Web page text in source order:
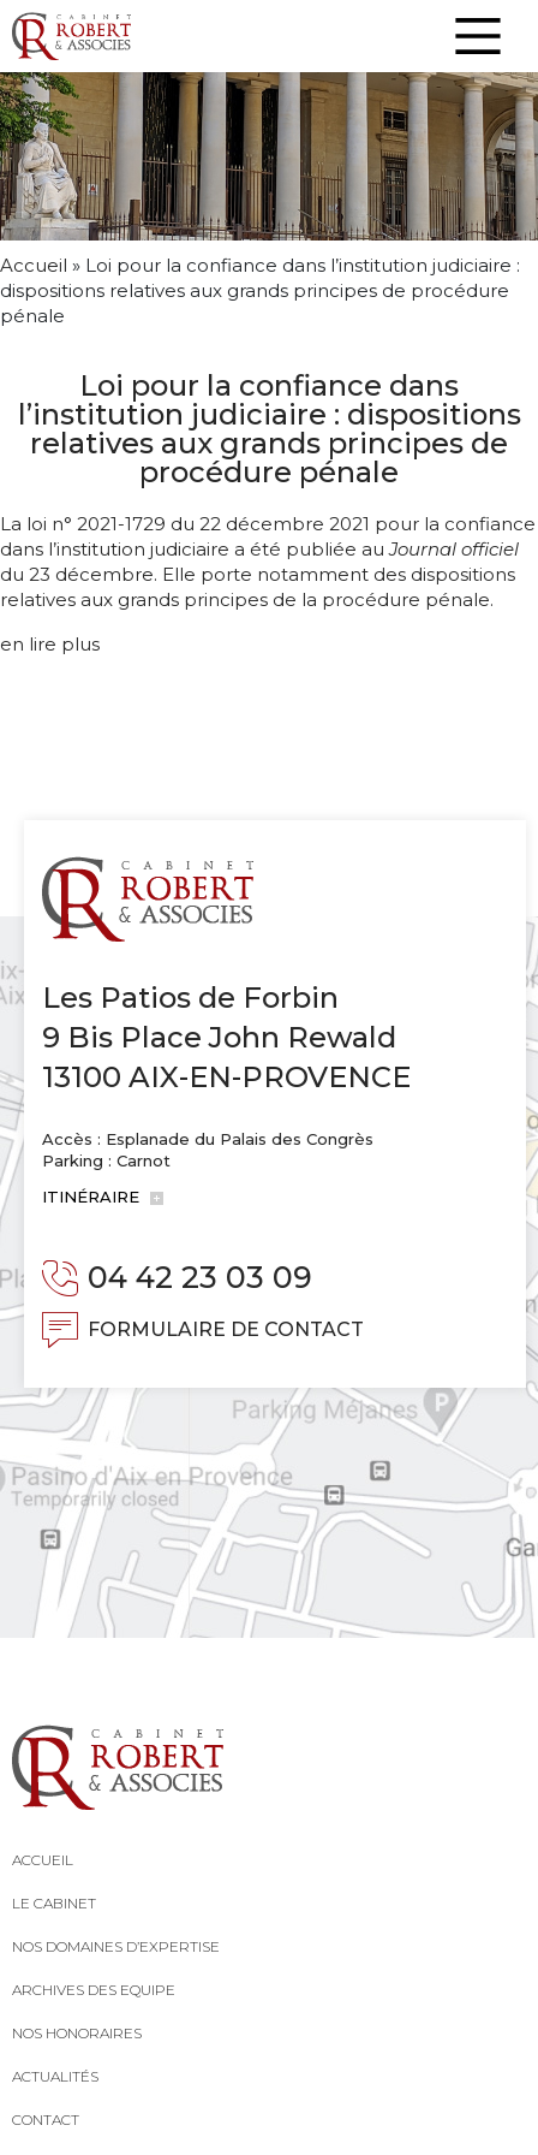
Accueil » Loi pour la confiance dans l’institution judiciaire :
dispositions relatives aux grands principes de procédure
pénale
Loi pour la confiance dans
l’institution judiciaire : dispositions
relatives aux grands principes de
procédure pénale
La loi n° 2021-1729 du 22 décembre 2021 pour la confiance
dans l’institution judiciaire a été publiée auJournal officiel
du 23 décembre. Elle porte notamment des dispositions
relatives aux grands principes de la procédure pénale.
en lire plus
Les Patios de Forbin
9 Bis Place John Rewald
13100 AIX-EN-PROVENCE
Accès : Esplanade du Palais des Congrès
Parking : Carnot
ITINÉRAIRE
04 42 23 03 09
FORMULAIRE DE CONTACT
ACCUEIL
LE CABINET
NOS DOMAINES D’EXPERTISE
ARCHIVES DES EQUIPE
NOS HONORAIRES
ACTUALITÉS
CONTACT